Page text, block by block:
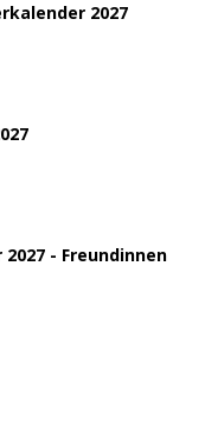
2027
- Freundinnen